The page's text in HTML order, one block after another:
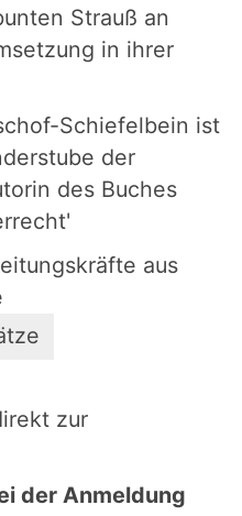
Strauß an
in ihrer
Schiefelbein ist
der
des Buches
aus
zur
der Anmeldung